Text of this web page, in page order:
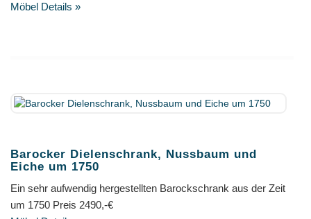
Möbel Details »
Barocker Dielenschrank, Nussbaum und
Eiche um 1750
Ein sehr aufwendig hergestellten Barockschrank aus der Zeit
um 1750 Preis 2490,-€